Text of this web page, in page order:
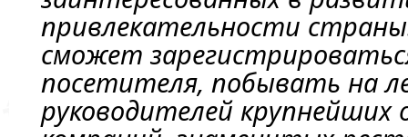
привлекательности
сможет
посетителя, побывать на
руководителей крупнейших